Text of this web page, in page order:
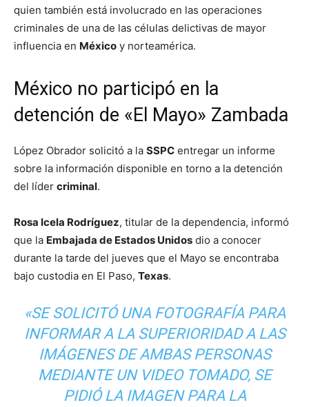
quien también está involucrado en las operaciones
criminales de una de las células delictivas de mayor
influencia en México y norteamérica.
México no participó en la
detención de «El Mayo» Zambada
López Obrador solicitó a la SSPC entregar un informe
sobre la información disponible en torno a la detención
del líder criminal.
Rosa Icela Rodríguez, titular de la dependencia, informó
que la Embajada de Estados Unidos dio a conocer
durante la tarde del jueves que el Mayo se encontraba
bajo custodia en El Paso, Texas.
«SE SOLICITÓ UNA FOTOGRAFÍA PARA
INFORMAR A LA SUPERIORIDAD A LAS
IMÁGENES DE AMBAS PERSONAS
MEDIANTE UN VIDEO TOMADO, SE
PIDIÓ LA IMAGEN PARA LA